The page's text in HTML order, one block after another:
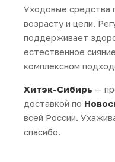
Уходовые средства
возрасту и цели.
поддерживает
естественное
комплексном
Хитэк-Сибирь —
доставкой по
всей России.
спасибо.